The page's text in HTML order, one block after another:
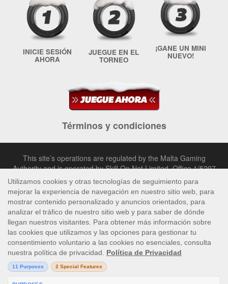
INICIE SESIÓN
AHORA
JUEGUE EN EL
TORNEO
¡GANE UN MINI
NUEVO!
Términos y condiciones
This site’s operations are regulated by the Malta Gaming
Authority and is operated by Skill On Net Limited, Office 1/5297
Level G, Quantum House, 75, Abate Rigord Street, Ta’ Xbiex,
XBX 1120, Malta, under the gaming license issued by the Malta
Gaming Authority (license number MGA/CRP/171/2009/01)
issued on 1 August 2018.
Gambling can be addictive, please play responsibly.
Please note that all game images and provider icons displayed on
the logout page are for illustrative purposes only. Some of the